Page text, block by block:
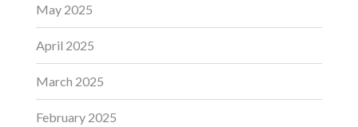
May 2025
April 2025
March 2025
February 2025